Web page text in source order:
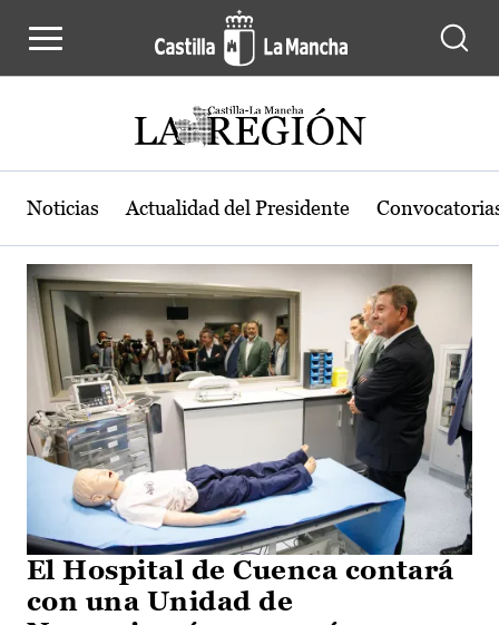
Actualidad de la región de Castilla-
Noticias Actualidad del Presidente
El Hospital de Cuenca contará
con una Unidad de